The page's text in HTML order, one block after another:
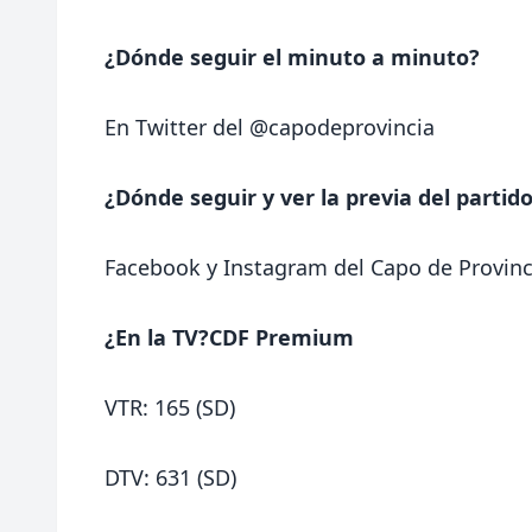
¿Dónde seguir el minuto a minuto?
En Twitter del @capodeprovincia
¿Dónde seguir y ver la previa del
Facebook y Instagram del Capo de
¿En la TV?CDF Premium
VTR: 165 (SD)
DTV: 631 (SD)